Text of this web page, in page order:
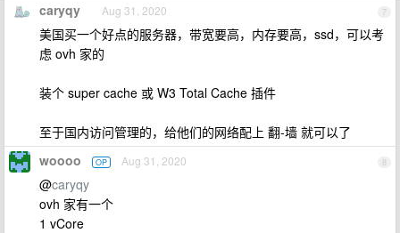
7
caryqy Aug 31, 2020
美国买一个好点的服务器，带宽要高，内存要高，ssd，可以考
虑 ovh 家的
装个 super cache 或 W3 Total Cache 插件
至于国内访问管理的，给他们的网络配上 翻-墙 就可以了
8
woooo OP Aug 31, 2020
@caryqy
ovh 家有一个
1 vCore